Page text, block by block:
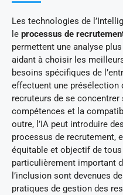
Les technologies de
le processus de
permettent une analyse
aidant à choisir les
besoins spécifiques de
effectuent une présélection
recruteurs de se concentrer
compétences et la
outre, l’IA peut introduire
processus de recrutement,
équitable et objectif de
particulièrement important
l’inclusion sont devenues
pratiques de gestion des